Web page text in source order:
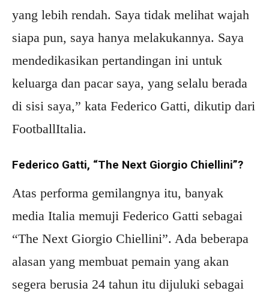
yang lebih rendah. Saya tidak melihat wajah
siapa pun, saya hanya melakukannya. Saya
mendedikasikan pertandingan ini untuk
keluarga dan pacar saya, yang selalu berada
di sisi saya,” kata Federico Gatti, dikutip dari
FootballItalia.
Federico Gatti, “The Next Giorgio Chiellini”?
Atas performa gemilangnya itu, banyak
media Italia memuji Federico Gatti sebagai
“The Next Giorgio Chiellini”. Ada beberapa
alasan yang membuat pemain yang akan
segera berusia 24 tahun itu dijuluki sebagai